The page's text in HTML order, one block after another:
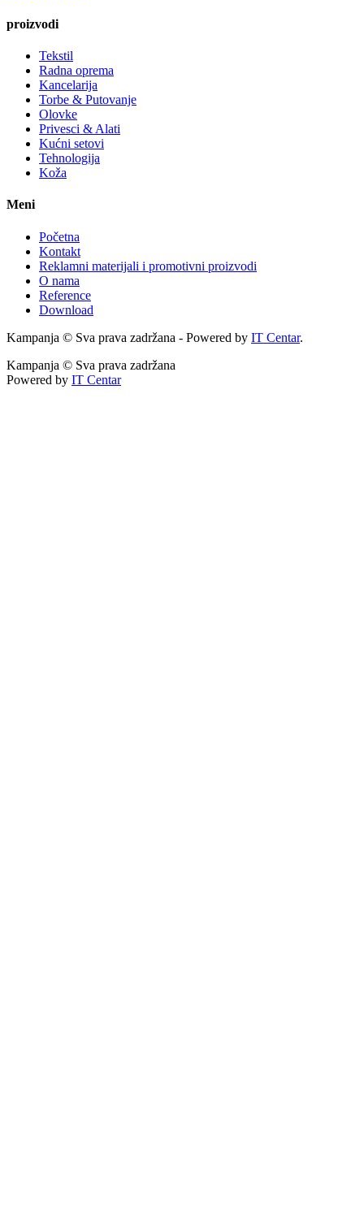
proizvodi
Tekstil
Radna oprema
Kancelarija
Torbe & Putovanje
Olovke
Privesci & Alati
Kućni setovi
Tehnologija
Koža
Meni
Početna
Kontakt
Reklamni materijali i promotivni proizvodi
O nama
Reference
Download
Kampanja © Sva prava zadržana - Powered by IT Centar.
Kampanja © Sva prava zadržana
Powered by IT Centar